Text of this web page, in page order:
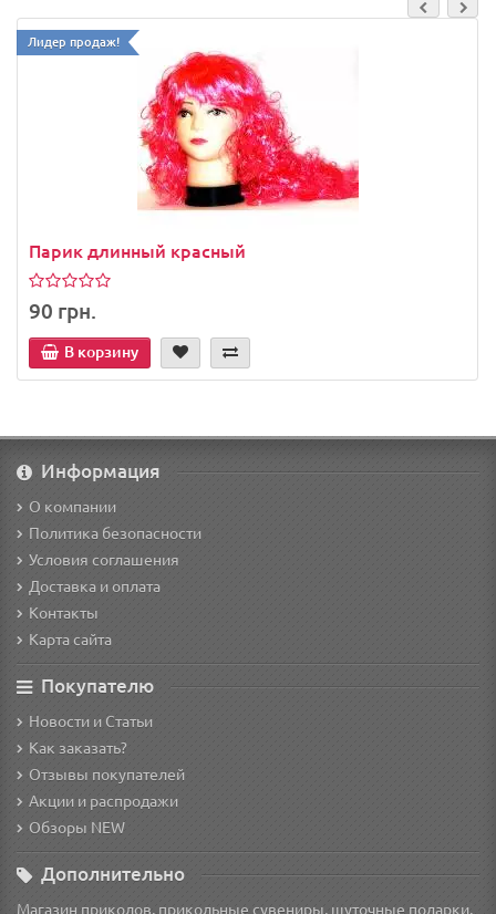
Лидер продаж!
Парик длинный красный
90 грн.
В корзину
Информация
О компании
Политика безопасности
Условия соглашения
Доставка и оплата
Контакты
Карта сайта
Покупателю
Новости и Статьи
Как заказать?
Отзывы покупателей
Акции и распродажи
Обзоры NEW
Дополнительно
Магазин приколов, прикольные сувениры, шуточные подарки,